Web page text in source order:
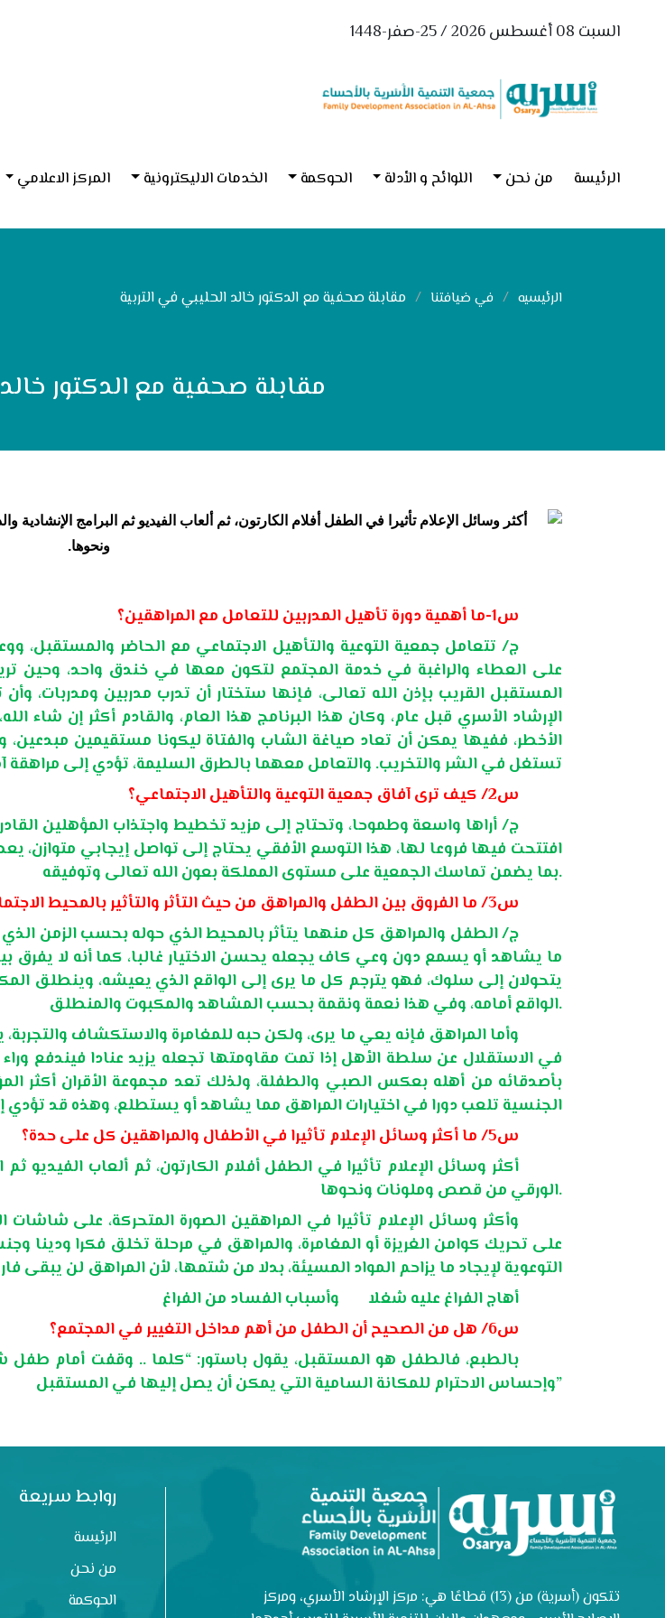
السبت 08 أغسطس 2026 / 25-صفر-1448
الرئيسة من نحن اللوائح و الأدلة الحوكمة الخدمات الاليكترونية المركز الاعلامي
الرئيسيه في ضيافتنا مقابلة صحفية مع الدكتور خالد الحليبي في التربية
مقابلة صحفية مع الدكتور
أكثر وسائل الإعلام تأثيرا في الطفل أفلام الكارتون، ثم ألعاب الفيديو ثم البرامج
ونحوها.
س1-ما أهمية دورة تأهيل المدربين للتعامل مع المراهقين؟
ج/ تتعامل جمعية التوعية والتأهيل الاجتماعي مع الحاضر والمستقبل،
على العطاء والراغبة في خدمة المجتمع لتكون معها في خندق واحد، وحين
المستقبل القريب بإذن الله تعالى، فإنها ستختار أن تدرب مدربين ومدربات،
الإرشاد الأسري قبل عام، وكان هذا البرنامج هذا العام، والقادم أكثر إن شاء
الأخطر، ففيها يمكن أن تعاد صياغة الشاب والفتاة ليكونا مستقيمين
تستغل في الشر والتخريب. والتعامل معهما بالطرق السليمة، تؤدي إلى مراهقة
س2/ كيف ترى آفاق جمعية التوعية والتأهيل الاجتماعي؟
ج/ أراها واسعة وطموحا، وتحتاج إلى مزيد تخطيط واجتذاب المؤهلين
افتتحت فيها فروعا لها، هذا التوسع الأفقي يحتاج إلى تواصل إيجابي
بما يضمن تماسك الجمعية على مستوى المملكة بعون الله تعالى وتوفيقه.
س3/ ما الفروق بين الطفل والمراهق من حيث التأثر والتأثير بالمحيط الاجتماعي والإعلامي؟
ج/الطفل والمراهق كل منهما يتأثر بالمحيط الذي حوله بحسب الزمن
ما يشاهد أو يسمع دون وعي كاف يجعله يحسن الاختيار غالبا، كما أنه لا يفرق
يتحولان إلى سلوك، فهو يترجم كل ما يرى إلى الواقع الذي يعيشه، وينطلق
الواقع أمامه، وفي هذا نعمة ونقمة بحسب المشاهد والمكبوت والمنطلق.
وأما المراهق فإنه يعي ما يرى، ولكن حبه للمغامرة والاستكشاف والتجربة،
في الاستقلال عن سلطة الأهل إذا تمت مقاومتها تجعله يزيد عنادا فيندفع وراء
بأصدقائه من أهله بعكس الصبي والطفلة، ولذلك تعد مجموعة الأقران أكثر
الجنسية تلعب دورا في اختيارات المراهق مما يشاهد أو يستطلع، وهذه قد تؤدي
س5/ ما أكثر وسائل الإعلام تأثيرا في الأطفال والمراهقين كل على حدة؟
أكثر وسائل الإعلام تأثيرا في الطفل أفلام الكارتون، ثم ألعاب الفيديو
الورقي من قصص وملونات ونحوها.
وأكثر وسائل الإعلام تأثيرا في المراهقين الصورة المتحركة، على شاشات
على تحريك كوامن الغريزة أو المغامرة، والمراهق في مرحلة تخلق فكرا ودينا
التوعوية لإيجاد ما يزاحم المواد المسيئة، بدلا من شتمها، لأن المراهق لن يبقى
أهاج الفراغ عليه شغلا وأسباب الفساد من الفراغ
س6/ هل من الصحيح أن الطفل من أهم مداخل التغيير في المجتمع؟
بالطبع، فالطفل هو المستقبل، يقول باستور: “كلما .. وقفت أمام
وإحساس الاحترام للمكانة السامية التي يمكن أن يصل إليها في المستقبل”
تتكون (أسرية) من (13) قطاعًا هي: مركز الإرشاد الأسري، ومركز
روابط سريعة
الرئيسة
من نحن
الحوكمة